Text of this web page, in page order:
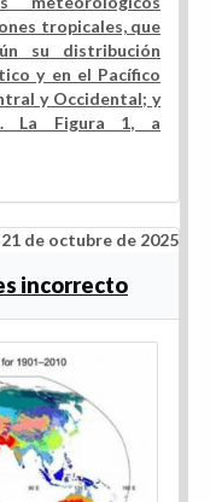
tropicales, que
su distribución
y en el Pacífico
y Occidental; y
La Figura 1, a
de octubre de 2025
incorrecto